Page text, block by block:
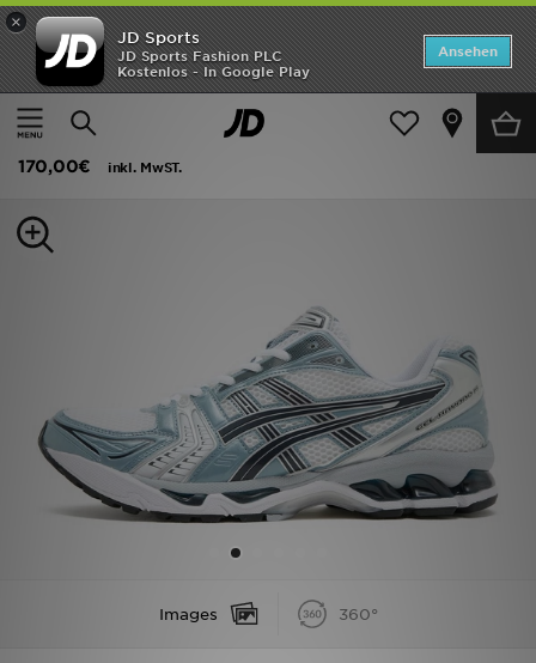
×
JD Sports
JD Sports Fashion PLC
Kostenlos - In Google Play
Ansehen
Startseite
Herren Herrenschuhe Sneakers
ASICS GEL-KAYANO 14
170,00€
inkl. MwST.
Images 360°
Startseite
ANGEBOTE
Herren
Bestsellers
JD Exklusives